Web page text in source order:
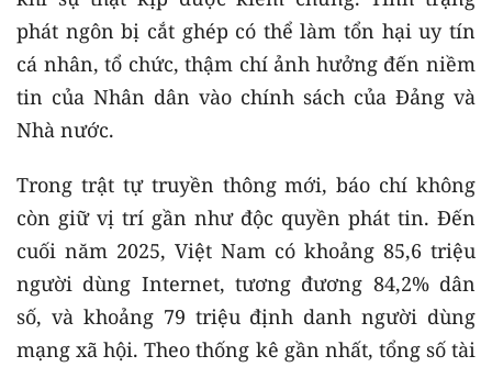
phát ngôn bị cắt ghép có thể làm tổn hại uy tín
cá nhân, tổ chức, thậm chí ảnh hưởng đến niềm
tin của Nhân dân vào chính sách của Đảng và
Nhà nước.
Trong trật tự truyền thông mới, báo chí không
còn giữ vị trí gần như độc quyền phát tin. Đến
cuối năm 2025, Việt Nam có khoảng 85,6 triệu
người dùng Internet, tương đương 84,2% dân
số, và khoảng 79 triệu định danh người dùng
mạng xã hội. Theo thống kê gần nhất, tổng số tài